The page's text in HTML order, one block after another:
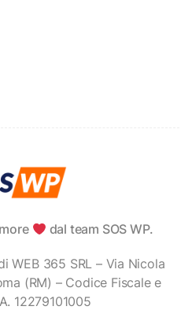
dal team SOS WP.
WEB 365 SRL – Via Nicola
(RM) – Codice Fiscale e
12279101005